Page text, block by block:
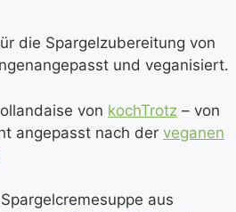
die Spargelzubereitung von
und veganisiert.
von kochTrotz – von
angepasst nach der veganen
aus